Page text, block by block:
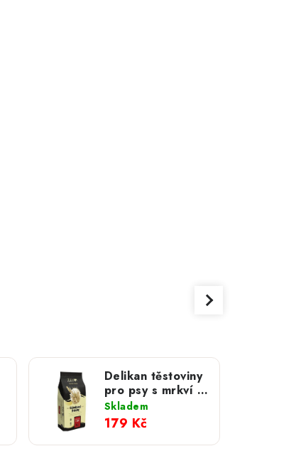
Delikan těstoviny
pro psy s mrkví 3
kg
Skladem
179 Kč